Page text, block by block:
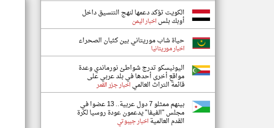
الكويت تؤكد دعمها لنهج التنسيق داخل
أوبك بلساخبار اليمن
حياة شاب موريتاني بين كثبان الصحراء
اخبار موريتانيا
اليونيسكو تدرج شواطئ نورماندي وعدة
مواقع أخرى أحدها في بلد عربي على
قائمة التراث العالمياخبار جزر القمر
بينهم ممثلو 7 دول عربية.. 13 عضوا في
مجلس "الفيفا" يدعمون عودة روسيا لكرة
القدم العالميةاخبار جيبوتي